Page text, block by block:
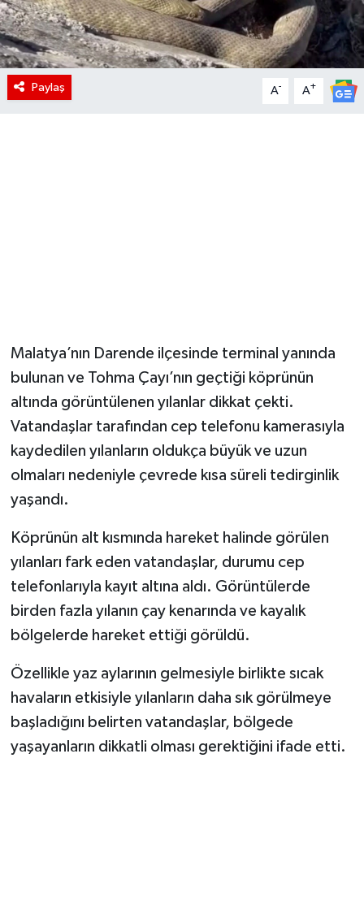
Paylaş A- A+
Malatya’nın Darende ilçesinde terminal yanında
bulunan ve Tohma Çayı’nın geçtiği köprünün
altında görüntülenen yılanlar dikkat çekti.
Vatandaşlar tarafından cep telefonu kamerasıyla
kaydedilen yılanların oldukça büyük ve uzun
olmaları nedeniyle çevrede kısa süreli tedirginlik
yaşandı.
Köprünün alt kısmında hareket halinde görülen
yılanları fark eden vatandaşlar, durumu cep
telefonlarıyla kayıt altına aldı. Görüntülerde
birden fazla yılanın çay kenarında ve kayalık
bölgelerde hareket ettiği görüldü.
Özellikle yaz aylarının gelmesiyle birlikte sıcak
havaların etkisiyle yılanların daha sık görülmeye
başladığını belirten vatandaşlar, bölgede
yaşayanların dikkatli olması gerektiğini ifade etti.